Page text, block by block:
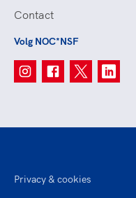
Contact
Volg NOC*NSF
Privacy & cookies